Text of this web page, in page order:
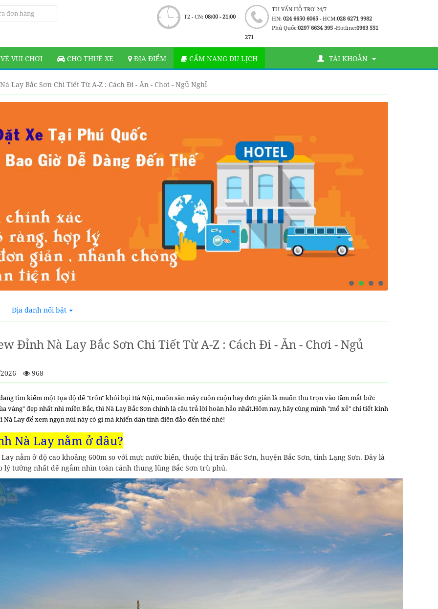
TƯ VẤN HỖ TRỢ 24/7
HN: 024 6650 6065- HCM:028 6271 9982
Phú Quốc:0297 6634 395 -Hotline:0963 551
271
T2 - CN: 08:00 - 21:00
VÉ VUI CHƠI CHO THUÊ XE ĐỊA ĐIỂM CẨM NANG DU LỊCH TÀI KHOẢN
Lay Bắc Sơn Chi Tiết Từ A-Z : Cách Đi - Ăn - Chơi - Ngủ Nghỉ
Địa danh nổi bật
Đỉnh Nà Lay Bắc Sơn Chi Tiết Từ A-Z : Cách Đi - Ăn - Chơi - Ngủ
968
tìm kiếm một tọa độ để "trốn" khói bụi Hà Nội, muốn săn mây cuồn cuộn hay đơn giản là muốn thu trọn vào tầm mắt bức
vàng" đẹp nhất nhì miền Bắc, thì Nà Lay Bắc Sơn chính là câu trả lời hoàn hảo nhất.Hôm nay, hãy cùng mình "mổ xẻ" chi tiết kinh
Nà Lay để xem ngọn núi này có gì mà khiến dân tình điên đảo đến thế nhé!
Nà Lay nằm ở đâu?
nằm ở độ cao khoảng 600m so với mực nước biển, thuộc thị trấn Bắc Sơn, huyện Bắc Sơn, tỉnh Lạng Sơn. Đây là
lý tưởng nhất để ngắm nhìn toàn cảnh thung lũng Bắc Sơn trù phú.